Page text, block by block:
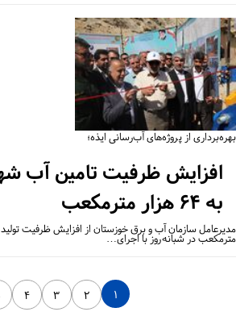
از پروژه‌های آب‌رسانی ایذه؛
افزایش ظرفیت تامین آب
به ۶۴ هزار مترمکعب
در شبانه‌روز با اجرای…